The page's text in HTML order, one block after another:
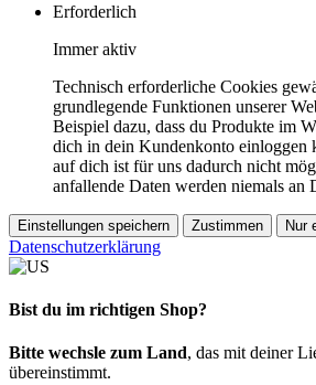
Erforderlich
Immer aktiv
Technisch erforderliche Cookies
grundlegende Funktionen unserer
Beispiel dazu, dass du Produkte im
dich in dein Kundenkonto einloggen
auf dich ist für uns dadurch nicht
anfallende Daten werden niemals an
Einstellungen speichern Zustimmen Nur
Datenschutzerklärung
Bist du im richtigen Shop?
Bitte wechsle zum Land, das mit deiner
übereinstimmt.